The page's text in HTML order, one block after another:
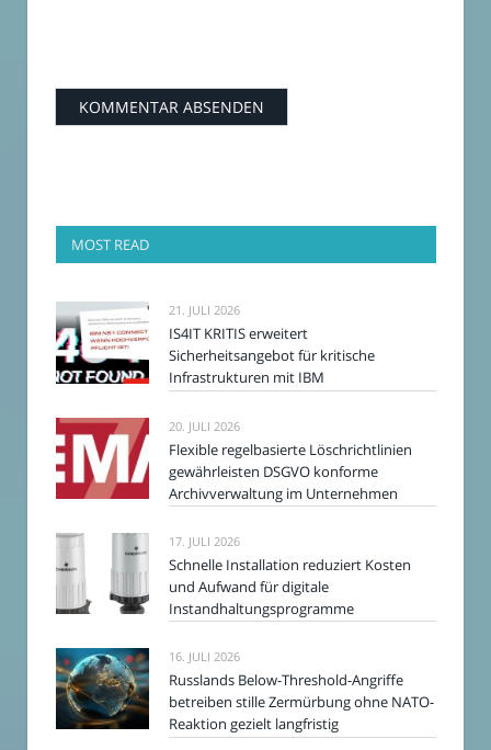
MOST READ
21. JULI 2026
IS4IT KRITIS erweitert
Sicherheitsangebot für kritische
Infrastrukturen mit IBM
20. JULI 2026
Flexible regelbasierte Löschrichtlinien
gewährleisten DSGVO konforme
Archivverwaltung im Unternehmen
17. JULI 2026
Schnelle Installation reduziert Kosten
und Aufwand für digitale
Instandhaltungsprogramme
16. JULI 2026
Russlands Below-Threshold-Angriffe
betreiben stille Zermürbung ohne NATO-
Reaktion gezielt langfristig